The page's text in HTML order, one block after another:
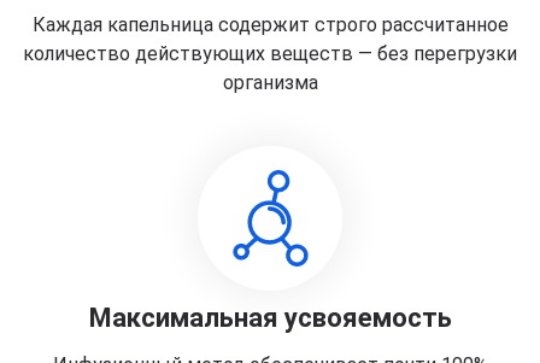
Каждая капельница содержит строго рассчитанное
количество действующих веществ — без перегрузки
организма
Максимальная усвояемость